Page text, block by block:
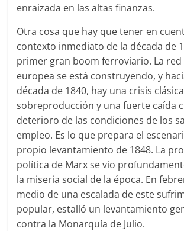
enraizada en las altas finanzas.
Otra cosa que hay que tener en
contexto inmediato de la década de
primer gran boom ferroviario. La
europea se está construyendo, y
década de 1840, hay una crisis
sobreproducción y una fuerte caída
deterioro de las condiciones de los
empleo. Es lo que prepara el
propio levantamiento de 1848. La
política de Marx se vio
la miseria social de la época. En
medio de una escalada de este
popular, estalló un levantamiento
contra la Monarquía de Julio.